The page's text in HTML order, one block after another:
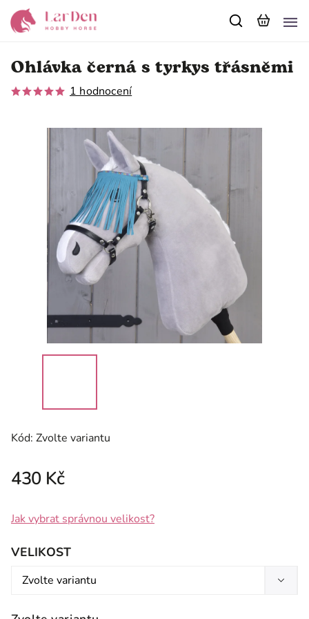
Ohlávka černá s tyrkys třásněmi
1 hodnocení
Kód: Zvolte variantu
430 Kč
Jak vybrat správnou velikost?
VELIKOST